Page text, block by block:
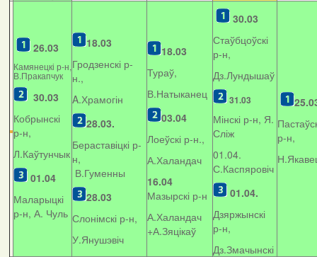
26.03
Камянецкі р-н,
В.Пракапчук
30.03
Кобрынскі
р-н,
Л.Каўтунчык
01.04
Маларыцкі
р-н, А. Чуль
18.03
Гродзенскі р-
н.,
A.Храмогін
28.03.
Бераставіцкі р-
н,
В.Гуменны
28.03
Слонімскі р-н,
У.Янушэвіч
18.03
Тураў,
В.Натыканец
03.04
Лоеўскі р-н.,
А.Халандач
16.04
Мазырскі р-н
А.Халандач
+А.Зяцікаў
30.03
Стаўбцоўскі
р-н,
Дз.Лундышаў
31.03
Мінскі р-н, Я.
Сліж
01.04.
С.Каспяровіч
01.04.
Дзяржынскі
р-н,
Дз.Змачынскі
р-н,